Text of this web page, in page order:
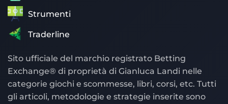
Strumenti
Traderline
Sito ufficiale del marchio registrato Betting
Exchange® di proprietà di Gianluca Landi nelle
categorie giochi e scommesse, libri, corsi, etc. Tutti
gli articoli, metodologie e strategie inserite sono